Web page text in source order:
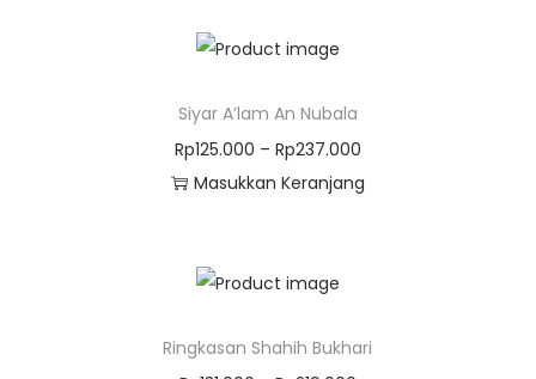
Siyar A’lam An Nubala
Rp125.000 – Rp237.000
Masukkan Keranjang
Ringkasan Shahih Bukhari